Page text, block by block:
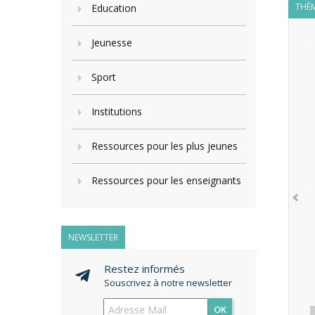
Education
Jeunesse
Sport
Institutions
Ressources pour les plus jeunes
Ressources pour les enseignants
NEWSLETTER
Restez informés
Souscrivez à notre newsletter
OK